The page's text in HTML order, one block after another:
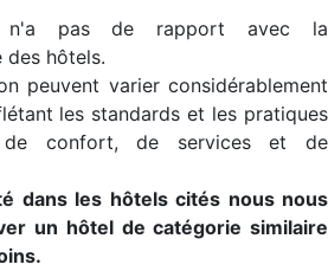
n'a pas de rapport avec la
des hôtels.
peuvent varier considérablement
les standards et les pratiques
de confort, de services et de
dans les hôtels cités nous nous
un hôtel de catégorie similaire